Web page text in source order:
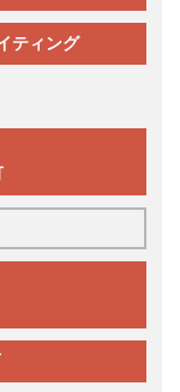
ティング